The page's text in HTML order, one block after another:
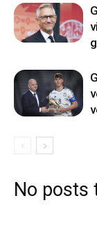
No posts